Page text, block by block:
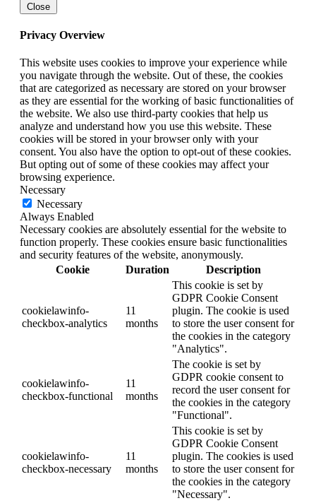
Close
Privacy Overview
This website uses cookies to improve your experience while
you navigate through the website. Out of these, the cookies
that are categorized as necessary are stored on your browser
as they are essential for the working of basic functionalities of
the website. We also use third-party cookies that help us
analyze and understand how you use this website. These
cookies will be stored in your browser only with your
consent. You also have the option to opt-out of these cookies.
But opting out of some of these cookies may affect your
browsing experience.
Necessary
Necessary
Always Enabled
Necessary cookies are absolutely essential for the website to
function properly. These cookies ensure basic functionalities
and security features of the website, anonymously.
Cookie
Duration Description
cookielawinfo-
checkbox-analytics
11
months
This cookie is set by
GDPR Cookie Consent
plugin. The cookie is used
to store the user consent for
the cookies in the category
"Analytics".
cookielawinfo-
checkbox-functional
11
months
The cookie is set by
GDPR cookie consent to
record the user consent for
the cookies in the category
"Functional".
cookielawinfo-
checkbox-necessary
11
months
This cookie is set by
GDPR Cookie Consent
plugin. The cookies is used
to store the user consent for
the cookies in the category
"Necessary".